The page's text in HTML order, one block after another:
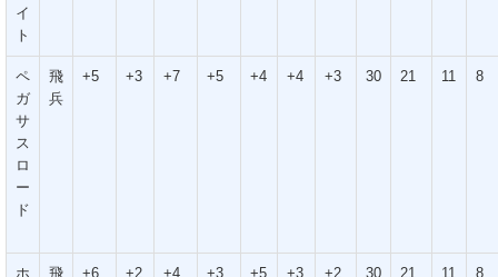
イ
ト
ペ
ガ
サ
ス
ロ
ー
ド
飛
兵
+5 +3 +7 +5 +4 +4 +3 30 21 11 8
ホ
飛
+6 +2 +4 +3 +5 +3 +2 30 21 11 8